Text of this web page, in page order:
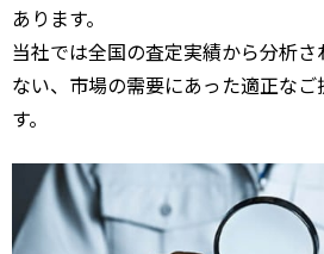
あります。
当社では全国の査定実績から分析
ない、市場の需要にあった適正な
す。